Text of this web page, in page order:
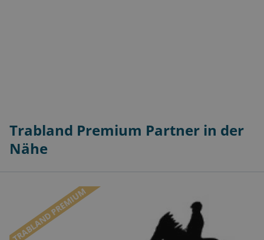
Trabland Premium Partner in der
Nähe
TRABLAND PREMIUM